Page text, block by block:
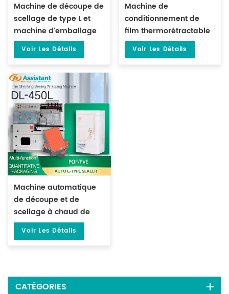
Machine de découpe de
scellage de type L et
machine d'emballage
de tunnel
thermorétractable DL-
Voir Les Détails
Machine de
conditionnement de
film thermorétractable
à température
constante DL-BSB-4020
Voir Les Détails
Machine automatique
de découpe et de
scellage à chaud de
film POF DL-450L
Voir Les Détails
CATÉGORIES